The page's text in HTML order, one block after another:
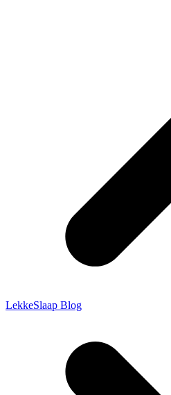
LekkeSlaap Blog